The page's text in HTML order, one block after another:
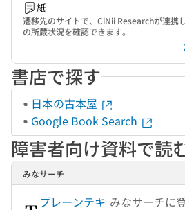
紙
遷移先のサイトで、CiNii Researchが連携
の所蔵状況を確認できます。
書店で探す
日本の古本屋
Google Book Search
障害者向け資料で読
みなサーチ
プレーンテキ みなサーチに